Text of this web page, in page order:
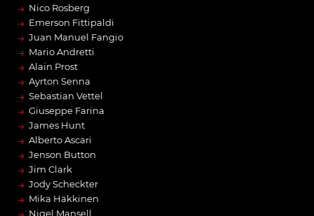
→ Nico Rosberg
→ Emerson Fittipaldi
→ Juan Manuel Fangio
→ Mario Andretti
→ Alain Prost
→ Ayrton Senna
→ Sebastian Vettel
→ Giuseppe Farina
→ James Hunt
→ Alberto Ascari
→ Jenson Button
→ Jim Clark
→ Jody Scheckter
→ Mika Häkkinen
Nigel Mansell